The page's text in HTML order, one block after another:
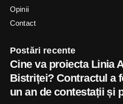
Opinii
Contact
Postări recente
Cine va proiecta Linia
Bistriței? Contractul a
un an de contestații și